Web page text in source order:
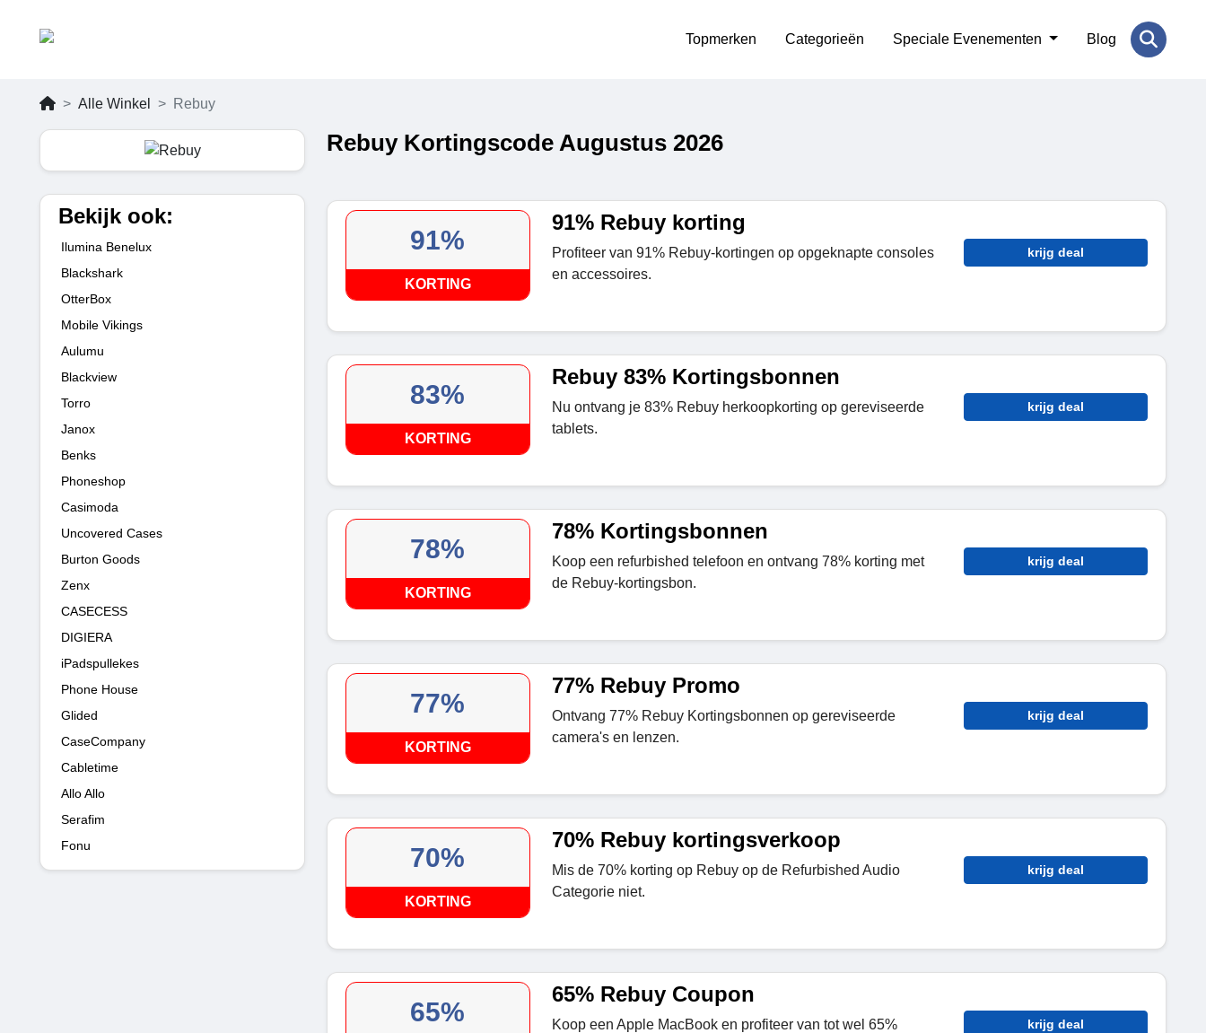
Topmerken Categorieën Speciale Evenementen Blog
Alle Winkel Rebuy
Bekijk ook:
Ilumina Benelux
Blackshark
OtterBox
Mobile Vikings
Aulumu
Blackview
Torro
Janox
Benks
Phoneshop
Casimoda
Uncovered Cases
Burton Goods
Zenx
CASECESS
DIGIERA
iPadspullekes
Phone House
Glided
CaseCompany
Cabletime
Allo Allo
Serafim
Fonu
Rebuy Kortingscode Augustus 2026
91%
KORTING
91% Rebuy korting
Profiteer van 91% Rebuy-kortingen op opgeknapte consoles
en accessoires.
krijg deal
83%
KORTING
Rebuy 83% Kortingsbonnen
Nu ontvang je 83% Rebuy herkoopkorting op gereviseerde
tablets.
krijg deal
78%
KORTING
78% Kortingsbonnen
Koop een refurbished telefoon en ontvang 78% korting met
de Rebuy-kortingsbon.
krijg deal
77%
KORTING
77% Rebuy Promo
Ontvang 77% Rebuy Kortingsbonnen op gereviseerde
camera's en lenzen.
krijg deal
70%
KORTING
70% Rebuy kortingsverkoop
Mis de 70% korting op Rebuy op de Refurbished Audio
Categorie niet.
krijg deal
65%
65% Rebuy Coupon
Koop een Apple MacBook en profiteer van tot wel 65%
krijg deal